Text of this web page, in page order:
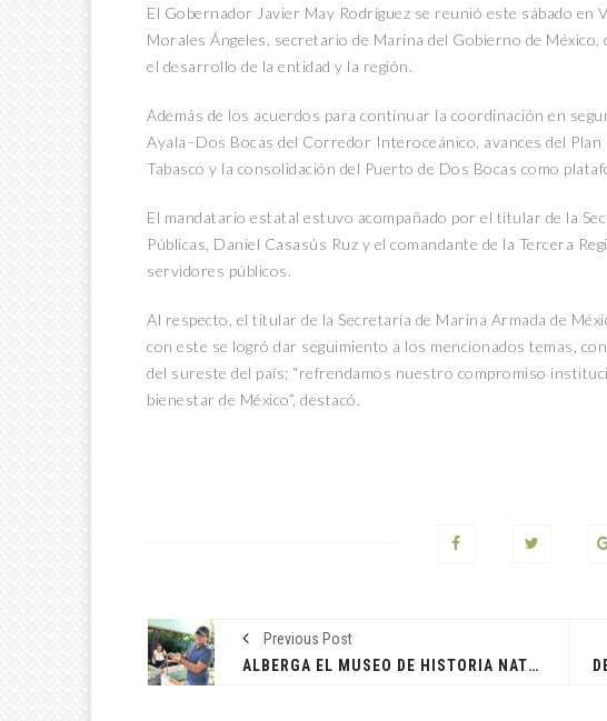
El Gobernador Javier May Rodríguez se reunió este sábado en
Morales Ángeles, secretario de Marina del Gobierno de
el desarrollo de la entidad y la región.
Además de los acuerdos para continuar la coordinación en
Ayala–Dos Bocas del Corredor Interoceánico, avances del
Tabasco y la consolidación del Puerto de Dos Bocas como
El mandatario estatal estuvo acompañado por el titular de la
Públicas, Daniel Casasús Ruz y el comandante de la Tercera
servidores públicos.
Al respecto, el titular de la Secretaría de Marina Armada de
con este se logró dar seguimiento a los mencionados temas,
del sureste del país; “refrendamos nuestro compromiso
bienestar de México”, destacó.
Previous Post
ALBERGA EL MUSEO DE HISTORIA NATURAL “JOSÉ NARCISO ROVIROSA” UNA LLAMATIVA EXHIBICIÓN DE REPTILES PARA CONOCERLOS Y APRENDER A CUIDARLOS